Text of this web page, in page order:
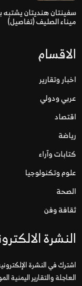
سفينتان هنديتان
ميناء الصليف (تفاصيل)
الاقسام
اخبار وتقارير
عربي ودولي
اقتصاد
رياضة
كتابات وآراء
علوم وتكنولوجيا
الصحة
ثقافة وفن
النشرة
اشترك في النشرة
العاجلة والتقارير اليمنية